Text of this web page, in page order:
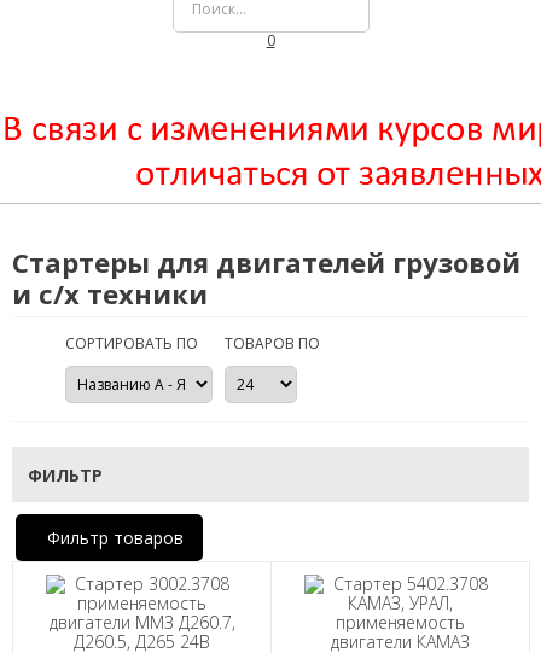
0
Стартеры для двигателей грузовой
и с/х техники
СОРТИРОВАТЬ ПО ТОВАРОВ ПО
ФИЛЬТР
Фильтр товаров